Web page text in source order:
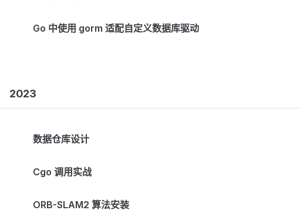
Go 中使用 gorm 适配自定义数据库驱动
2023
数据仓库设计
Cgo 调用实战
ORB-SLAM2 算法安装